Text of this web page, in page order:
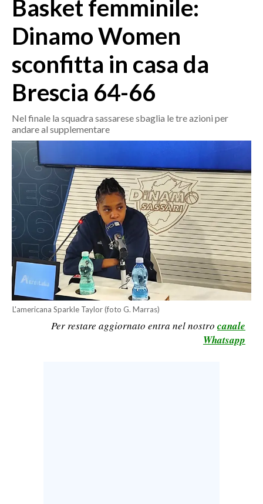
MEDIO CAMPIDANO
SASSARI E PROVINCIA
NUORO E PROVINCIA
OGLIASTRA
CRONACA
ITALIA
MONDO
POLITICA
ECONOMIA
SERVIZI ALLE IMPRESE
LAVORO
BANDI
SPORT IN SARDEGNA
Basket femminile:
Dinamo Women
sconfitta in casa da
Brescia 64-66
Nel finale la squadra sassarese sbaglia le tre azioni per
andare al supplementare
L'americana Sparkle Taylor (foto G. Marras)
Per restare aggiornato entra nel nostro canale
Whatsapp